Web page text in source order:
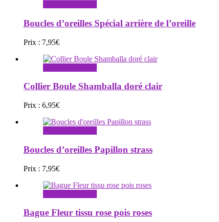
Boucles d’oreilles Spécial arrière de l’oreille
Prix : 7,95€
Collier Boule Shamballa doré clair
Prix : 6,95€
Boucles d’oreilles Papillon strass
Prix : 7,95€
Bague Fleur tissu rose pois roses